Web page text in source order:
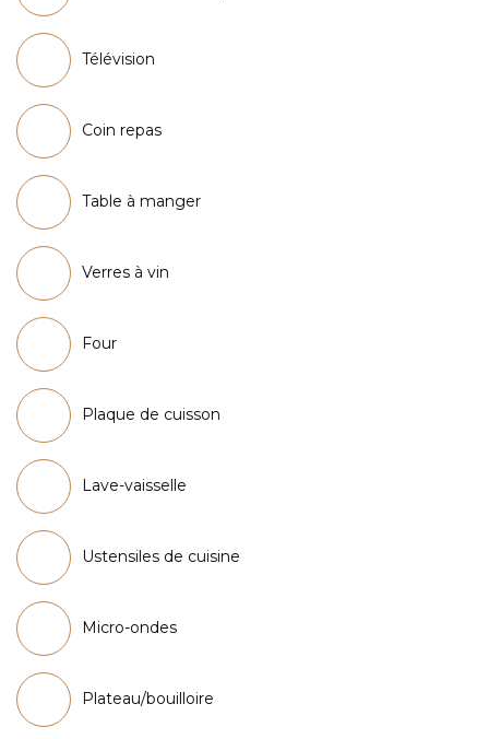
Télévision
Coin repas
Table à manger
Verres à vin
Four
Plaque de cuisson
Lave-vaisselle
Ustensiles de cuisine
Micro-ondes
Plateau/bouilloire